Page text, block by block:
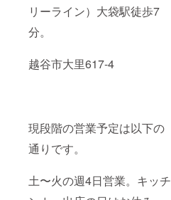
リーライン）大袋駅徒歩7
分。
越谷市大里617-4
現段階の営業予定は以下の
通りです。
土〜火の週4日営業。キッチ